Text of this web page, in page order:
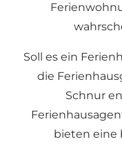
Soll es ein
die
Schnur
bieten eine